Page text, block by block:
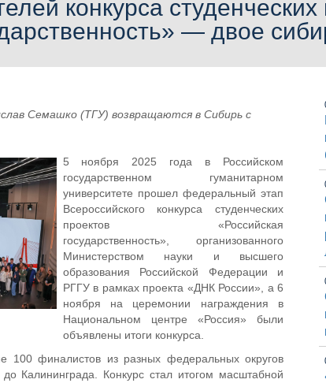
конкурса студенческих
— двое
Семашко (ТГУ) возвращаются в Сибирь с
5 ноября 2025 года в Российском
государственном гуманитарном
университете прошел федеральный этап
Всероссийского конкурса студенческих
проектов «Российская
государственность», организованного
Министерством науки и высшего
образования Российской Федерации и
РГГУ в рамках проекта «ДНК России», а 6
ноября на церемонии награждения в
Национальном центре «Россия» были
объявлены итоги конкурса.
100 финалистов из разных федеральных округов
Калининграда. Конкурс стал итогом масштабной